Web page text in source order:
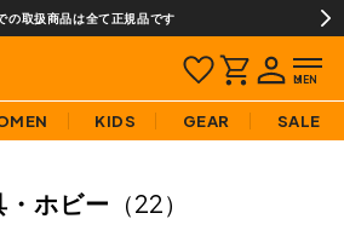
の取扱商品は全て正規品です
KIDS GEAR SALE
・ホビー （22）